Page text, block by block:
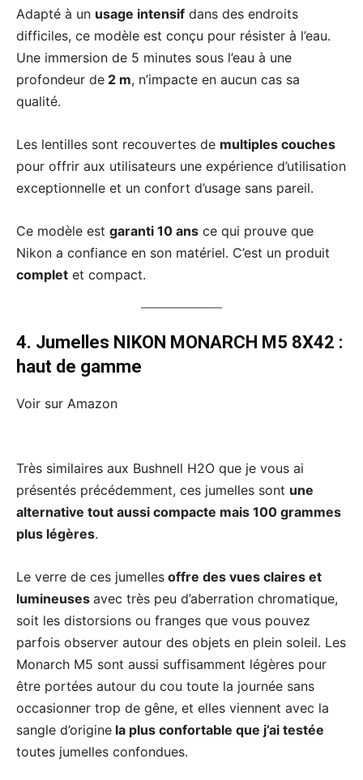
Adapté à un usage intensif dans des endroits
difficiles, ce modèle est conçu pour résister à l’eau.
Une immersion de 5 minutes sous l’eau à une
profondeur de 2 m, n’impacte en aucun cas sa
qualité.
Les lentilles sont recouvertes de multiples couches
pour offrir aux utilisateurs une expérience d’utilisation
exceptionnelle et un confort d’usage sans pareil.
Ce modèle est garanti 10 ans ce qui prouve que
Nikon a confiance en son matériel. C’est un produit
complet et compact.
4. Jumelles NIKON MONARCH M5 8X42 :
haut de gamme
Voir sur Amazon
Très similaires aux Bushnell H2O que je vous ai
présentés précédemment, ces jumelles sont une
alternative tout aussi compacte mais 100 grammes
plus légères.
Le verre de ces jumelles offre des vues claires et
lumineuses avec très peu d’aberration chromatique,
soit les distorsions ou franges que vous pouvez
parfois observer autour des objets en plein soleil. Les
Monarch M5 sont aussi suffisamment légères pour
être portées autour du cou toute la journée sans
occasionner trop de gêne, et elles viennent avec la
sangle d’origine la plus confortable que j’ai testée
toutes jumelles confondues.